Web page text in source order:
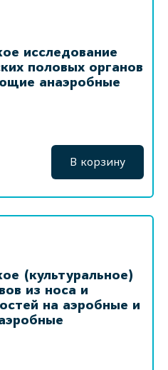
исследование
половых органов
анаэробные
В корзину
(культуральное)
из носа и
на аэробные и